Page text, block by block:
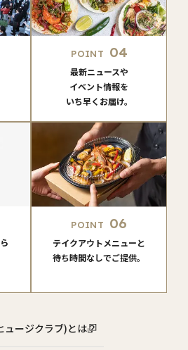
POINT 04
最新ニュースや
イベント情報を
いち早くお届け。
POINT 06
テイクアウトメニューと
待ち時間なしでご提供。
ュージクラブ)とは？